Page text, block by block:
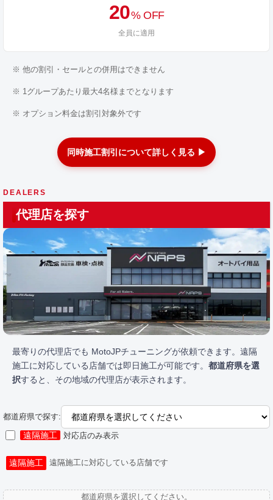
20% OFF
全員に適用
※ 他の割引・セールとの併用はできません
※ 1グループあたり最大4名様までとなります
※ オプション料金は割引対象外です
同時施工割引について詳しく見る ▶
DEALERS
代理店を探す
最寄りの代理店でも MotoJPチューニングが依頼できます。遠隔
施工に対応している店舗では即日施工が可能です。 都道府県を選
択すると、その地域の代理店が表示されます。
都道府県で探す:
遠隔施工 対応店のみ表示
遠隔施工 遠隔施工に対応している店舗です
都道府県を選択してください。